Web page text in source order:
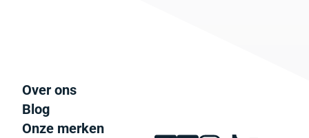
Over ons
Blog
Onze merken